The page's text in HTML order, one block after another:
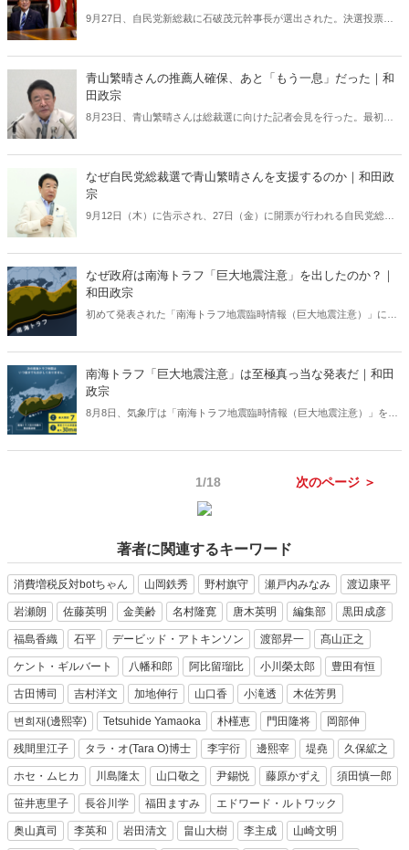
9月27日、自民党新総裁に石破茂元幹事長が選出された。決選投票で
記す。
青山繁晴さんの推薦人確保、あと「もう一息」だった｜和
田政宗
8月23日、青山繁晴さんは総裁選に向けた記者会見を行った。最初に
として青山さんを扱わなかったのである――。（サムネイルは「青山
繁晴チャンネル・ぼくらの国会」より）
なぜ自民党総裁選で青山繁晴さんを支援するのか｜和田政
宗
9月12日（木）に告示され、27日（金）に開票が行われる自民党総裁
たい。（写真提供／産経新聞社）
なぜ政府は南海トラフ「巨大地震注意」を出したのか？｜
和田政宗
初めて発表された「南海トラフ地震臨時情報（巨大地震注意）」に対
南海トラフ「巨大地震注意」は至極真っ当な発表だ｜和田
政宗
8月8日、気象庁は「南海トラフ地震臨時情報（巨大地震注意）」を発
1/18 次のページ ＞
著者に関連するキーワード
消費増税反対botちゃん 山岡鉄秀 野村旗守 瀬戸内みなみ 渡辺康平
岩瀬朗 佐藤英明 金美齢 名村隆寛 唐木英明 編集部 黒田成彦
福島香織 石平 デービッド・アトキンソン 渡部昇一 髙山正之
ケント・ギルバート 八幡和郎 阿比留瑠比 小川榮太郎 豊田有恒
古田博司 吉村洋文 加地伸行 山口香 小滝透 木佐芳男
변희재(邊熙宰) Tetsuhide Yamaoka 朴槿恵 門田隆将 岡部伸
残間里江子 タラ・オ(Tara O)博士 李宇衍 邊熙宰 堤堯 久保絋之
ホセ・ムヒカ 川島隆太 山口敬之 尹錫悦 藤原かずえ 須田慎一郎
笹井恵里子 長谷川学 福田ますみ エドワード・ルトワック
奥山真司 李英和 岩田清文 畠山大樹 李主成 山崎文明